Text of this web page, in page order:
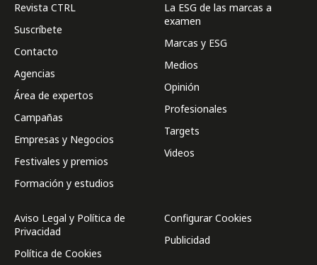
Revista CTRL
Suscríbete
Contacto
Agencias
Área de expertos
Campañas
Empresas y Negocios
Festivales y premios
Formación y estudios
La ESG de las marcas a
examen
Marcas y ESG
Medios
Opinión
Profesionales
Targets
Videos
Aviso Legal y Política de
Privacidad
Política de Cookies
Configurar Cookies
Publicidad